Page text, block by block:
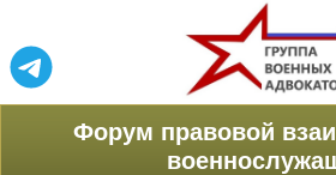
Форум правовой